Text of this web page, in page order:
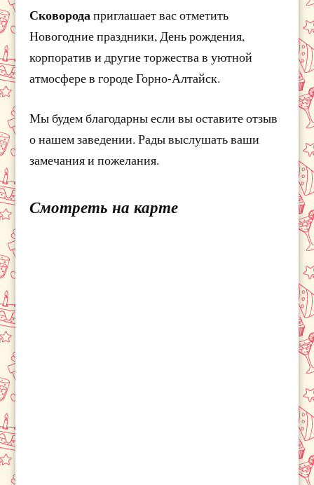
Сковородаприглашает вас отметить
Новогодние праздники, День рождения,
корпоратив и другие торжества в уютной
атмосфере в городе Горно-Алтайск.
Мы будем благодарны если вы оставите отзыв
о нашем заведении. Рады выслушать ваши
замечания и пожелания.
Смотреть на карте